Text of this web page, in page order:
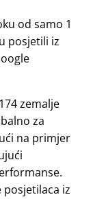
od samo 1
posjetili iz
zemalje
za
na primjer
iz